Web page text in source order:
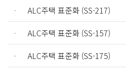
ALC주택 표준화 (SS-217)
ALC주택 표준화 (SS-157)
ALC주택 표준화 (SS-175)